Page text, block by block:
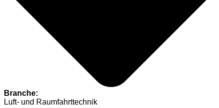
Branche:
Luft- und Raumfahrttechnik